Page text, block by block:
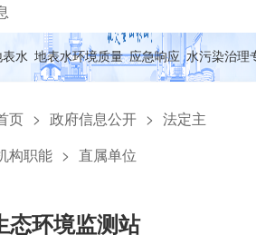
水 地表水环境质量 应急响应 水污染治理
页 > 政府信息公开 > 法定主
构职能 > 直属单位
态环境监测站